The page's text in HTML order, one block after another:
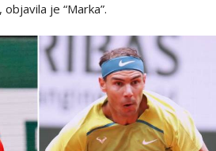
je “Marka”.